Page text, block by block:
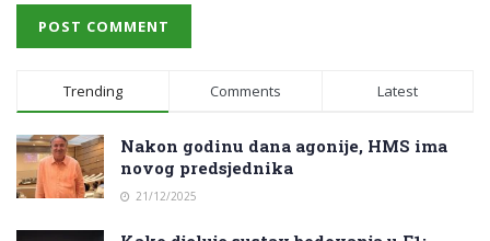
Trending Comments Latest
Nakon godinu dana agonije, HMS ima
novog predsjednika
21/12/2025